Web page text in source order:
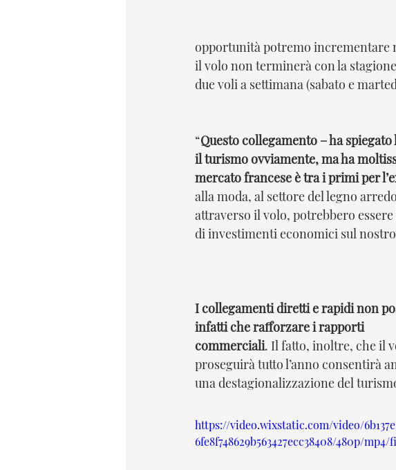
opportunità potremo incrementare
il volo non terminerà con la
due voli a settimana (sabato e
“Questo collegamento – ha
il turismo ovviamente, ma ha
mercato francese è tra i primi per
alla moda, al settore del legno
attraverso il volo, potrebbero
di investimenti economici sul
https://video.wixstatic.com/video/
6fe8f748629b563427ecc38408/480p/
I collegamenti diretti e rapidi non
infatti che rafforzare i rapporti
commerciali. Il fatto, inoltre, che il
proseguirà tutto l’anno consentirà
una destagionalizzazione del